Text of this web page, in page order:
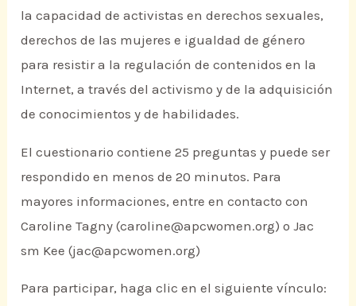
la capacidad de activistas en derechos sexuales,
derechos de las mujeres e igualdad de género
para resistir a la regulación de contenidos en la
Internet, a través del activismo y de la adquisición
de conocimientos y de habilidades.
El cuestionario contiene 25 preguntas y puede ser
respondido en menos de 20 minutos. Para
mayores informaciones, entre en contacto con
Caroline Tagny (caroline@apcwomen.org) o Jac
sm Kee (jac@apcwomen.org)
Para participar, haga clic en el siguiente vínculo: